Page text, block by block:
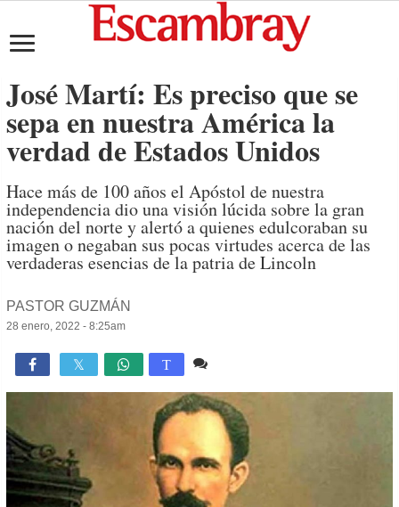
José Martí: Es preciso que se
sepa en nuestra América la
verdad de Estados Unidos
Hace más de 100 años el Apóstol de nuestra
independencia dio una visión lúcida sobre la gran
nación del norte y alertó a quienes edulcoraban su
imagen o negaban sus pocas virtudes acerca de las
verdaderas esencias de la patria de Lincoln
PASTOR GUZMÁN
28 enero, 2022 - 8:25am
 T